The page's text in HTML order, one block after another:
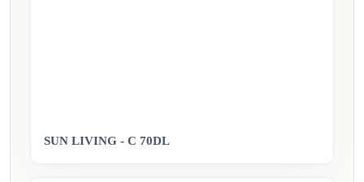
SUN LIVING - C 70DL